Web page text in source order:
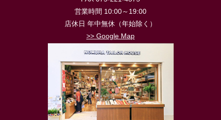
営業時間 10:00～19:00
店休日 年中無休（年始除く）
>> Google Map